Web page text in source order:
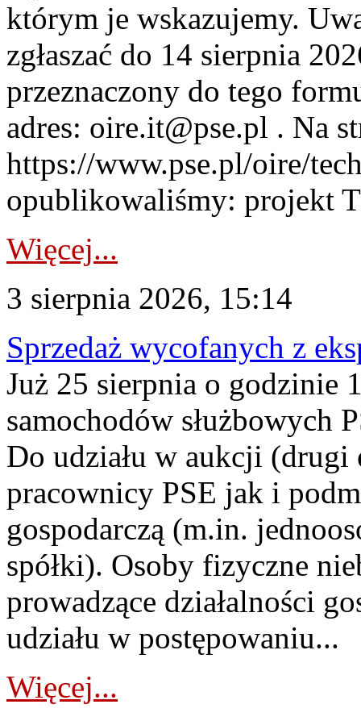
którym je wskazujemy.
zgłaszać do 14 sierpnia
przeznaczony do tego
adres: oire.it@pse.pl . Na
https://www.pse.pl/oire/
opublikowaliśmy: projekt
Więcej...
3 sierpnia 2026, 15:14
Sprzedaż wycofanych z
Już 25 sierpnia o godzinie
samochodów służbowych
Do udziału w aukcji (drugi
pracownicy PSE jak i
gospodarczą (m.in.
spółki). Osoby fizyczne
prowadzące działalności
udziału w postępowaniu...
Więcej...